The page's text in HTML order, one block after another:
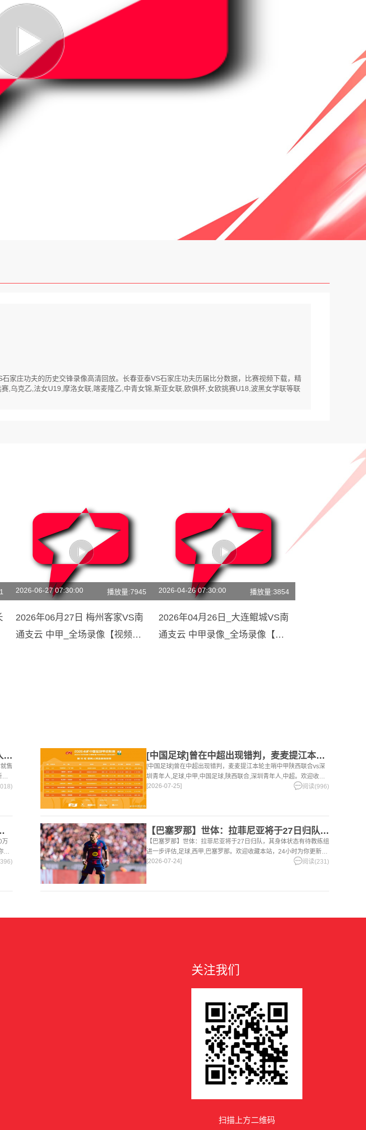
家庄功夫的历史交锋录像高清回放。长春亚泰VS石家庄功夫历届比分数据，比赛视频下载，精
,乌克乙,法女U19,摩洛女联,喀麦隆乙,中青女锦,斯亚女联,欧俱杯,女欧挑赛U18,波黑女学联等联
2026-06-27 07:30:00 播放量:7945
2026年06月27日 梅州客家VS南
通支云 中甲_全场录像【视频集
2026-04-26 07:30:00 播放量:3854
2026年04月26日_大连鲲城VS南
通支云 中甲录像_全场录像【高
【精彩资讯】这就叫影响力！詹姆斯的76人球衣上架不到一小时就
售
的
[中国足球]曾在中超出现错判，麦麦提江本轮主哨中甲陕西联合v
[中国足球]曾在中超出现错判，麦麦提江本轮主哨中甲陕西联合vs深
圳青年人,足球,中甲,中国足球,陕西联合,深圳青年人,中超。欢迎收藏
本站，24小时为你更新最新的足球，篮球体育资讯。
[2026-07-25] 阅读(996)
维，罗马要价至少35
万
更
【巴塞罗那】世体：拉菲尼亚将于27日归队，其身体状态有待教练
【巴塞罗那】世体：拉菲尼亚将于27日归队，其身体状态有待教练组
进一步评估,足球,西甲,巴塞罗那。欢迎收藏本站，24小时为你更新最
新的足球，篮球体育资讯。
[2026-07-24] 阅读(231)
关注我们
扫描上方二维码